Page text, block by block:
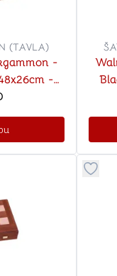
(TAVLA)
-
u kategoriju